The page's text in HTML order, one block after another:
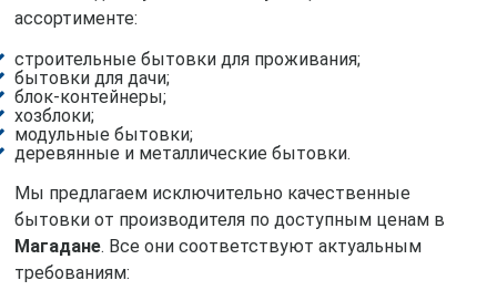
ассортименте:
строительные бытовки для проживания;
бытовки для дачи;
блок-контейнеры;
хозблоки;
модульные бытовки;
деревянные и металлические бытовки.
Мы предлагаем исключительно качественные
бытовки от производителя по доступным ценам в
Магадане. Все они соответствуют актуальным
требованиям: